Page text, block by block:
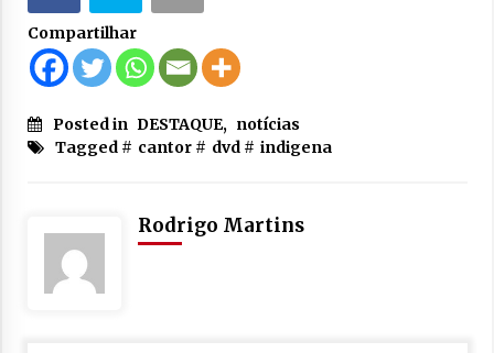
Compartilhar
Posted in DESTAQUE, notícias
Tagged # cantor# dvd# indigena
Rodrigo Martins